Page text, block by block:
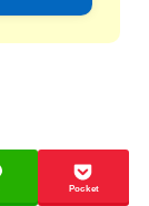
Pocket